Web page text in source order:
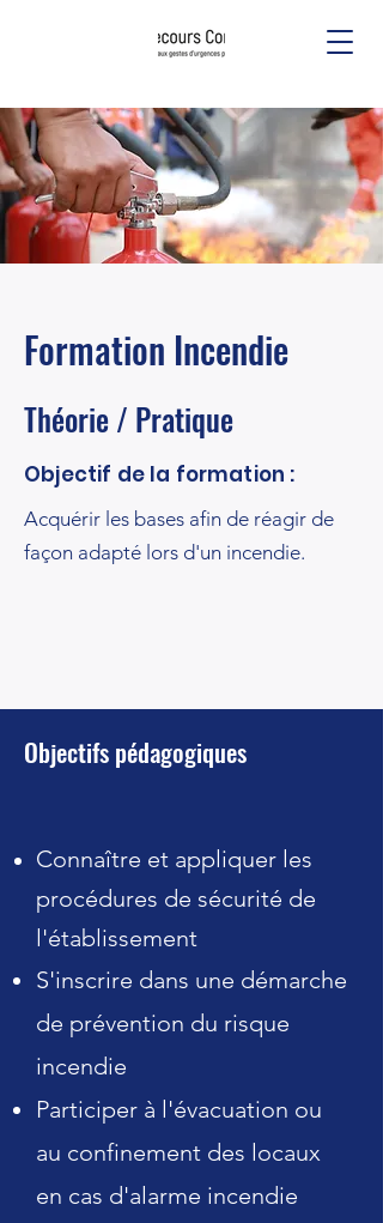
Formation Incendie
Théorie / Pratique
Objectif de la formation :
Acquérir les bases afin de réagir de
façon adapté lors d'un incendie.
Objectifs pédagogiques
Connaître et appliquer les
procédures de sécurité de
l'établissement
S'inscrire dans une démarche
de prévention du risque
incendie
Participer à l'évacuation ou
au confinement des locaux
en cas d'alarme incendie